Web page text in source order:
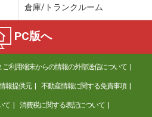
倉庫/トランクルーム
PC版へ
ご利用端末からの情報の外部送信について
報提供元 不動産情報に関する免責事項
て 消費税に関する表記について